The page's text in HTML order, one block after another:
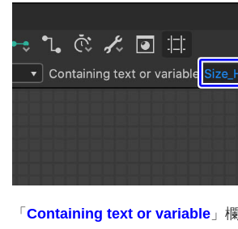
「 Containing text or variable 」